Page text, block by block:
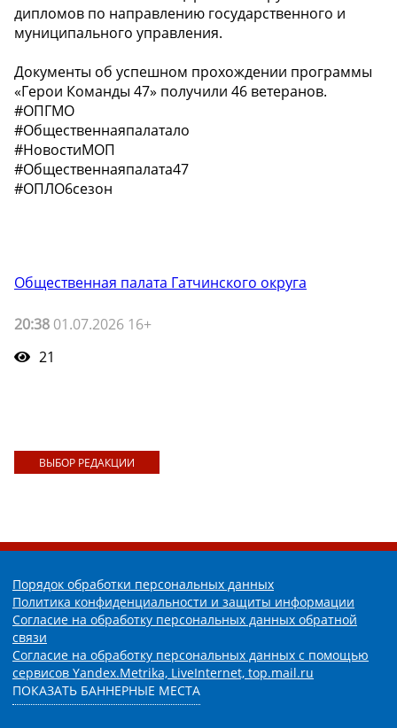
дипломов по направлению государственного и
муниципального управления.
Документы об успешном прохождении программы
«Герои Команды 47» получили 46 ветеранов.
#ОПГМО
#Общественнаяпалатало
#НовостиМОП
#Общественнаяпалата47
#ОПЛО6сезон
Общественная палата Гатчинского округа
20:38 01.07.2026 16+
21
ВЫБОР РЕДАКЦИИ
Порядок обработки персональных данных
Политика конфиденциальности и защиты информации
Согласие на обработку персональных данных обратной
связи
Согласие на обработку персональных данных с помощью
сервисов Yandex.Metrika, LiveInternet, top.mail.ru
ПОКАЗАТЬ БАННЕРНЫЕ МЕСТА